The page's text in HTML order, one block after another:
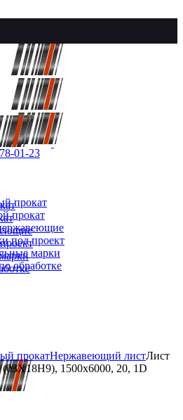
01-23
прокат
прокат
под проект
марки
обработке
прокатНержавеющий листЛист
1500х6000, 20, 1D